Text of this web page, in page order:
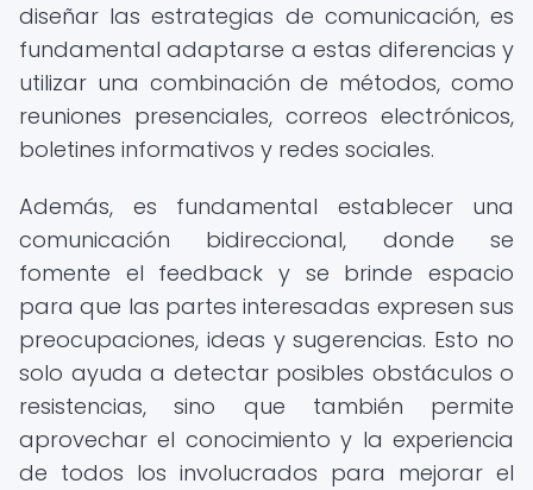
diseñar las estrategias de comunicación, es
fundamental adaptarse a estas diferencias y
utilizar una combinación de métodos, como
reuniones presenciales, correos electrónicos,
boletines informativos y redes sociales.
Además, es fundamental establecer una
comunicación bidireccional, donde se
fomente el feedback y se brinde espacio
para que las partes interesadas expresen sus
preocupaciones, ideas y sugerencias. Esto no
solo ayuda a detectar posibles obstáculos o
resistencias, sino que también permite
aprovechar el conocimiento y la experiencia
de todos los involucrados para mejorar el